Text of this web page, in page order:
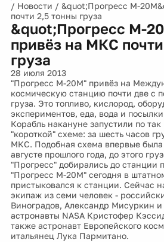
/ Новости / &quot;Прогресс М-
почти 2,5 тонны груза
&quot;Прогресс М-
привёз на МКС
груза
28 июля 2013
"Прогресс М-20М" привёз на
космическую станцию почти две с
груза. Это топливо, кислород,
экспериментов, еда, вода и
Корабль накануне запустили по
"короткой" схеме: за шесть часов
МКС. Подобная схема впервые была
августе прошлого года, до этого
"Прогресс" добирались до станции
"Прогресс М-20М" сегодня в
пристыковался к станции. Сейчас
экипаж из семи человек -
Виноградов, Александр Мисуркин
астронавты NASA Кристофер
также астронавт Европейского
итальянец Лука Пармитано.